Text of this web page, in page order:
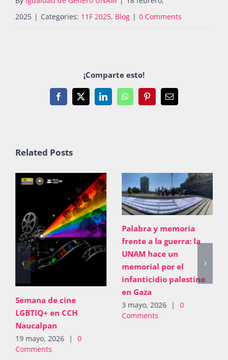
2025 | Categories: 11F 2025, Blog | 0 Comments
¡Comparte esto!
Facebook
X LinkedInWhatsAppPinterestEmail
Related Posts
Semana de cine
LGBTIQ+ en CCH
Naucalpan
19 mayo, 2026 |
0
Comments
Palabra y memoria
frente a la guerra: la
UNAM hace un
memorial por el
infanticidio palestino
en Gaza
3 mayo, 2026 |
0
Comments